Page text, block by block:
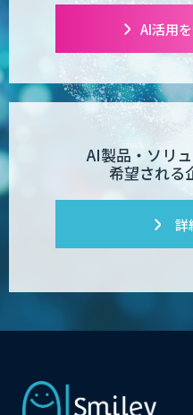
展示会
「
AI活用
AI製品・ソリ
希望される
詳